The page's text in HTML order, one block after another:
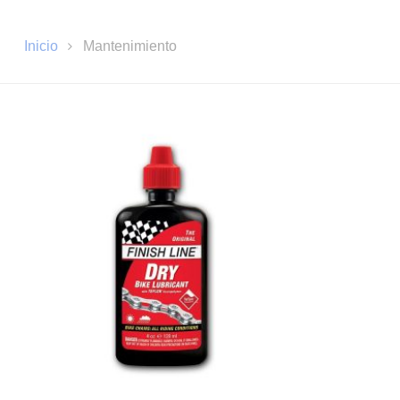
Pulsa enter para buscar o ESC para cerrar
Inicio Mantenimiento